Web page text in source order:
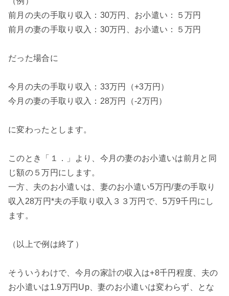
前月の夫の手取り収入：30万円、お小遣い：５万円
前月の妻の手取り収入：30万円、お小遣い：５万円
だった場合に
今月の夫の手取り収入：33万円（+3万円）
今月の妻の手取り収入：28万円（-2万円）
に変わったとします。
このとき「１．」より、今月の妻のお小遣いは前月と同
じ額の５万円にします。
一方、夫のお小遣いは、妻のお小遣い5万円/妻の手取り
収入28万円*夫の手取り収入３３万円で、5万9千円にし
ます。
（以上で例は終了）
そういうわけで、今月の家計の収入は+8千円程度、夫の
お小遣いは1.9万円Up、妻のお小遣いは変わらず、とな